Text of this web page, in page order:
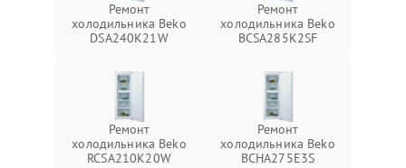
Ремонт
холодильника Beko
DSA240K21W
Ремонт
холодильника Beko
BCSA285K2SF
Ремонт
холодильника Beko
RCSA210K20W
Ремонт
холодильника Beko
BCHA275E3S